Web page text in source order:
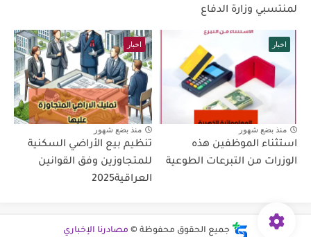
لمنتسبي وزارة الدفاع
اخبار
منذ بضع شهور
استثناء الموظفين هذه
الوزرات من التبرعات الطوعية
اخبار
منذ بضع شهور
تنظيم بيع الأراضي السكنية
للمتجاوزين وفق القوانين
العراقية2025
جميع الحقوق محفوظة © مصادرنا الإخباري